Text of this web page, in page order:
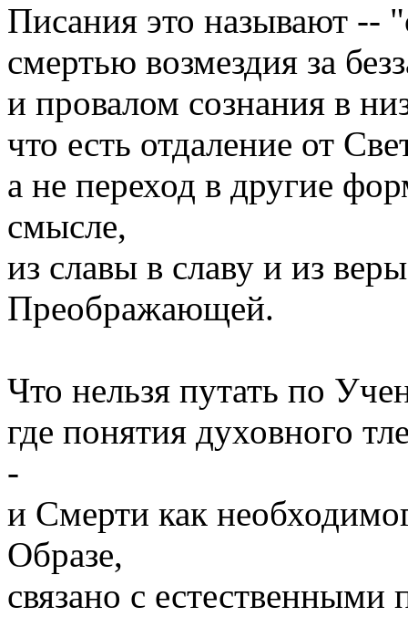
Писания это называют --
смертью возмездия за
и провалом сознания в
что есть отдаление от
а не переход в другие
смысле,
из славы в славу и из
Преображающей.
Что нельзя путать по
где понятия духовного
-
и Смерти как
Образе,
связано с естественными